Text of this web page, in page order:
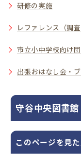
研修の実施
レファレンス（調査
市立小中学校向け
出張おはなし会・
守谷中央図書
このページを見